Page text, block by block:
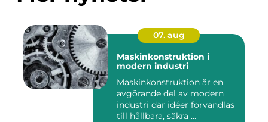
07. aug
Maskinkonstruktion i
modern industri
Maskinkonstruktion är en
avgörande del av modern
industri där idéer förvandlas
till hållbara, säkra ...